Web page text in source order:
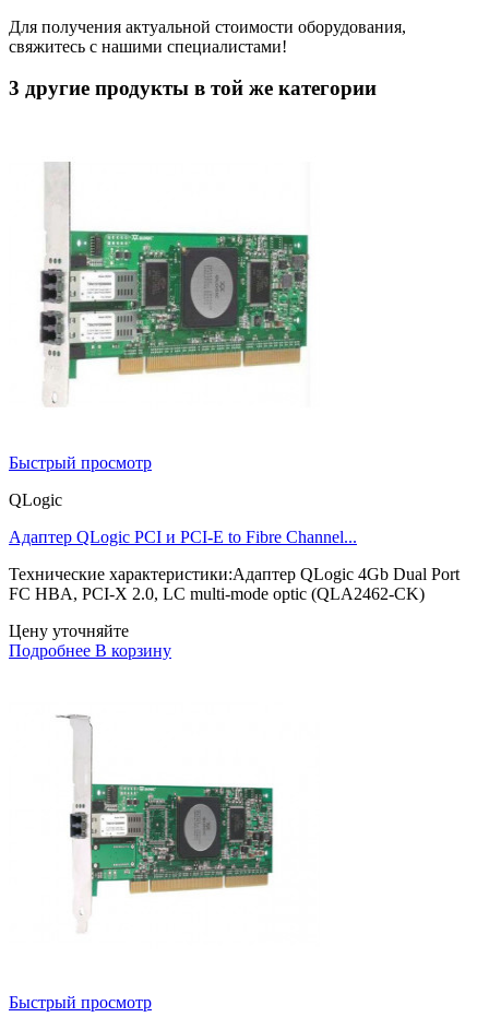
Для получения актуальной стоимости оборудования,
свяжитесь с нашими специалистами!
3 другие продукты в той же категории
Быстрый просмотр
QLogic
Адаптер QLogic PCI и PCI-E to Fibre Channel...
Технические характеристики:Адаптер QLogic 4Gb Dual Port
FC HBA, PCI-X 2.0, LC multi-mode optic (QLA2462-CK)
Цену уточняйте
Подробнее В корзину
Быстрый просмотр